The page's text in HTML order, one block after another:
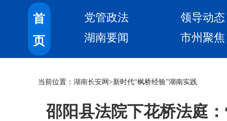
首
页
党管政法
领导动态
湖南要闻
市州聚焦
当前位置： 湖南长安网 >新时代“枫桥经验”湖南实践
邵阳县法院下花桥法庭